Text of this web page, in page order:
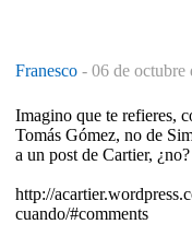
Franesco - 06 de octubre
Imagino que te refieres,
Tomás Gómez, no de
a un post de Cartier, ¿no?
http://
cuando/#comments